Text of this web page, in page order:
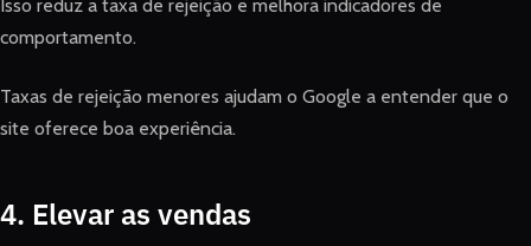
Isso reduz a taxa de rejeição e melhora indicadores de
comportamento.
Taxas de rejeição menores ajudam o Google a entender que o
site oferece boa experiência.
4. Elevar as vendas